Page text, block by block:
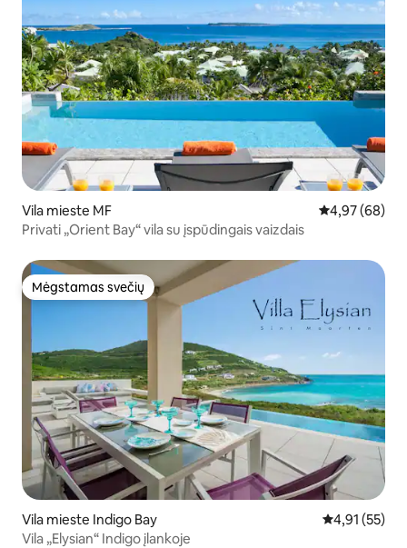
Vila mieste MF Vidutinis
4,97 (68)
Privati „Orient Bay“ vila su įspūdingais vaizdais
Mėgstamas svečių
Mėgstamas svečių
Vila mieste Indigo Bay Vidutinis
4,91 (55)
Vila „Elysian“ Indigo įlankoje